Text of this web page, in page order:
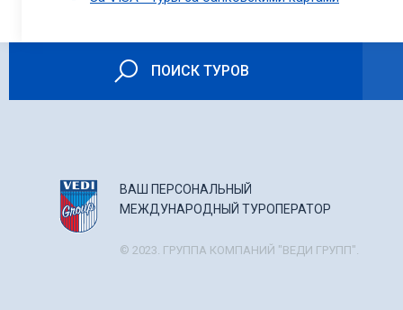
ПОИСК ТУРОВ
ВАШ ПЕРСОНАЛЬНЫЙ
МЕЖДУНАРОДНЫЙ ТУРОПЕРАТОР
© 2023. ГРУППА КОМПАНИЙ "ВЕДИ ГРУПП".